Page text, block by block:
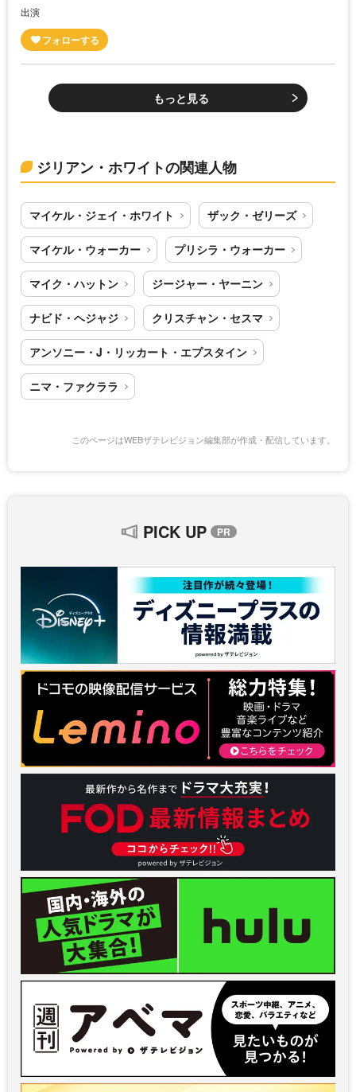
出演
もっと見る
ジリアン・ホワイトの関連人物
マイケル・ジェイ・ホワイト ザック・ゼリーズ
マイケル・ウォーカー プリシラ・ウォーカー
マイク・ハットン ジージャー・ヤーニン
ナビド・ヘジャジ クリスチャン・セスマ
アンソニー・J・リッカート・エプスタイン
ニマ・ファクララ
このページはWEBザテレビジョン編集部が作成・配信しています。
PICK UP